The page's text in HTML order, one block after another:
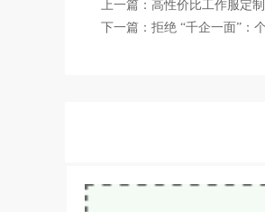
上一篇： 高性价比工作服定
下一篇： 拒绝 “千企一面”：